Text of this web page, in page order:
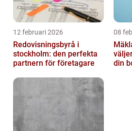
12 februari 2026
Redovisningsbyrå i
stockholm: den perfekta
partnern för företagare
08
din